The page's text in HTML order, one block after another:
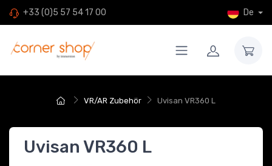
+33 (0)5 57 54 17 00 De
VR/AR Zubehör Uvisan VR360 L
Uvisan VR360 L